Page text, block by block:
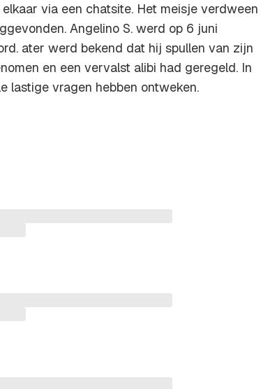
via een chatsite. Het meisje verdween
Angelino S. werd op 6 juni
ater werd bekend dat hij spullen van zijn
en een vervalst alibi had geregeld. In
lastige vragen hebben ontweken.